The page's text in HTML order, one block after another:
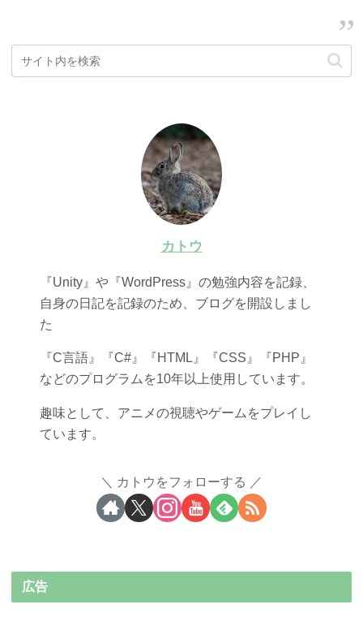
カトウ
『Unity』や『WordPress』の勉強内容を記録、
自身の日記を記録のため、ブログを開設しまし
た
『C言語』『C#』『HTML』『CSS』『PHP』
などのプログラムを10年以上使用しています。
趣味として、アニメの視聴やゲームをプレイし
ています。
カトウをフォローする
広告